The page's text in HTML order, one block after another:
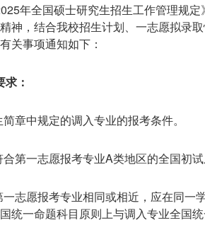
年全国硕士研究生招生工作管理规
神，结合我校招生计划、一志愿拟录
关事项通知如下：
：
章中规定的调入专业的报考条件。
第一志愿报考专业A类地区的全国初
志愿报考专业相同或相近，应在同一
统一命题科目原则上与调入专业全国